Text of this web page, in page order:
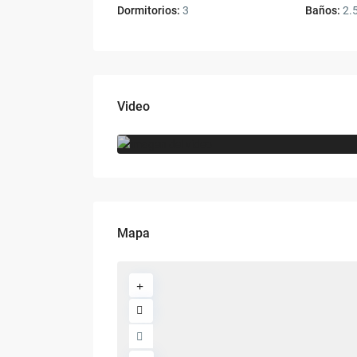
Dormitorios: 3 Baños:
Video
Mapa